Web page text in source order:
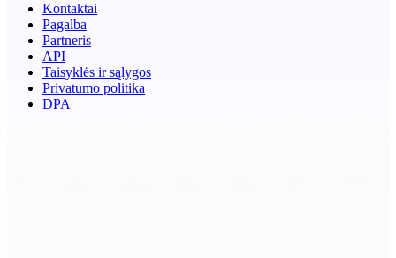
Kontaktai
Pagalba
Partneris
API
Taisyklės ir sąlygos
Privatumo politika
DPA